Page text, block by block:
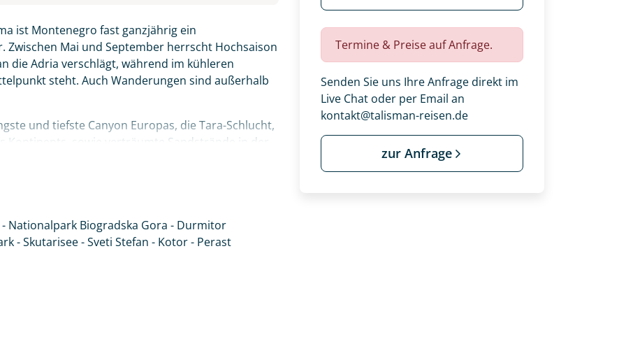
Termine & Preise auf Anfrage.
Senden Sie uns Ihre Anfrage direkt im
Live Chat oder per Email an
kontakt@talisman-reisen.de
zur Anfrage
ist Montenegro fast ganzjährig ein
Zwischen Mai und September herrscht Hochsaison
die Adria verschlägt, während im kühleren
steht. Auch Wanderungen sind außerhalb
und tiefste Canyon Europas, die Tara-Schlucht,
sowie verträumte Sandstrände in der
schneebedeckte Berge, Gletscherseen,
sowie italienisches Flair finden Sie in den
wo die Gastfreundschaft der
Nationalpark Biogradska Gora - Durmitor
- Skutarisee - Sveti Stefan - Kotor - Perast